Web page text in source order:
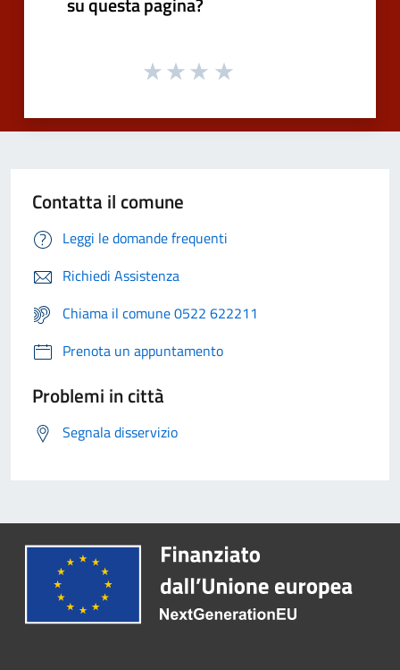
Contatta il comune
Leggi le domande frequenti
Richiedi Assistenza
Chiama il comune 0522 622211
Prenota un appuntamento
Problemi in città
Segnala disservizio